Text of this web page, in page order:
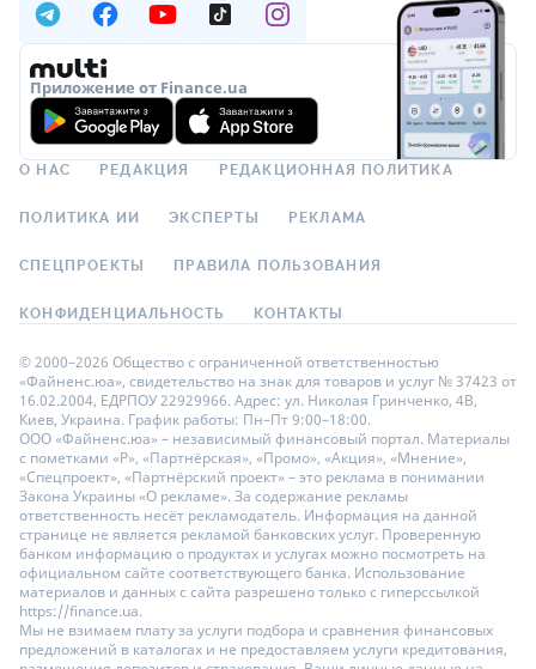
Приложение от Finance.ua
О НАС РЕДАКЦИЯ РЕДАКЦИОННАЯ ПОЛИТИКА
ПОЛИТИКА ИИ ЭКСПЕРТЫ РЕКЛАМА
СПЕЦПРОЕКТЫ ПРАВИЛА ПОЛЬЗОВАНИЯ
КОНФИДЕНЦИАЛЬНОСТЬ КОНТАКТЫ
© 2000–2026 Общество с ограниченной ответственностью
«Файненс.юа», свидетельство на знак для товаров и услуг № 37423 от
16.02.2004, ЕДРПОУ 22929966. Адрес: ул. Николая Гринченко, 4В,
Киев, Украина. График работы: Пн–Пт 9:00–18:00.
ООО «Файненс.юа» – независимый финансовый портал. Материалы
с пометками «Р», «Партнёрская», «Промо», «Акция», «Мнение»,
«Спецпроект», «Партнёрский проект» – это реклама в понимании
Закона Украины «О рекламе». За содержание рекламы
ответственность несёт рекламодатель. Информация на данной
странице не является рекламой банковских услуг. Проверенную
банком информацию о продуктах и услугах можно посмотреть на
официальном сайте соответствующего банка. Использование
материалов и данных с сайта разрешено только с гиперссылкой
https://finance.ua.
Мы не взимаем плату за услуги подбора и сравнения финансовых
предложений в каталогах и не предоставляем услуги кредитования,